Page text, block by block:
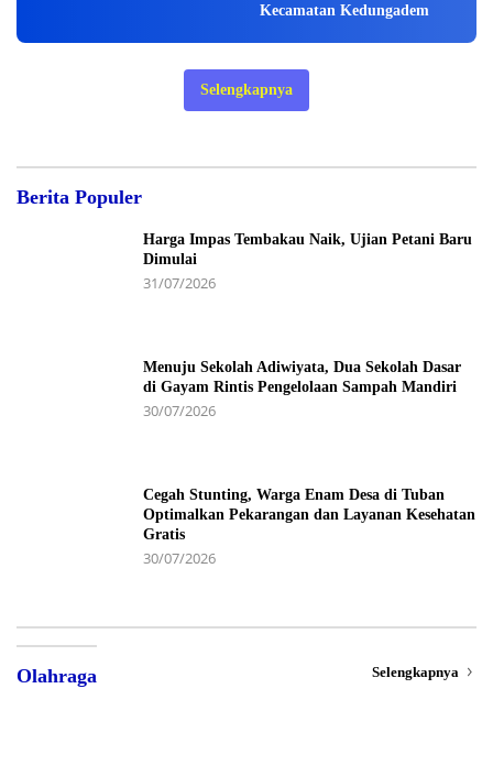
Kecamatan Kedungadem
Selengkapnya
Berita Populer
Harga Impas Tembakau Naik, Ujian Petani Baru
Dimulai
31/07/2026
Menuju Sekolah Adiwiyata, Dua Sekolah Dasar
di Gayam Rintis Pengelolaan Sampah Mandiri
30/07/2026
Cegah Stunting, Warga Enam Desa di Tuban
Optimalkan Pekarangan dan Layanan Kesehatan
Gratis
30/07/2026
Olahraga Selengkapnya